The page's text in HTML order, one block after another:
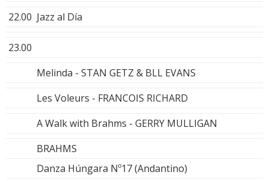
22.00 Jazz al Día
23.00
Melinda - STAN GETZ & BLL EVANS
Les Voleurs - FRANCOIS RICHARD
A Walk with Brahms - GERRY MULLIGAN
BRAHMS
Danza Húngara Nº17 (Andantino)